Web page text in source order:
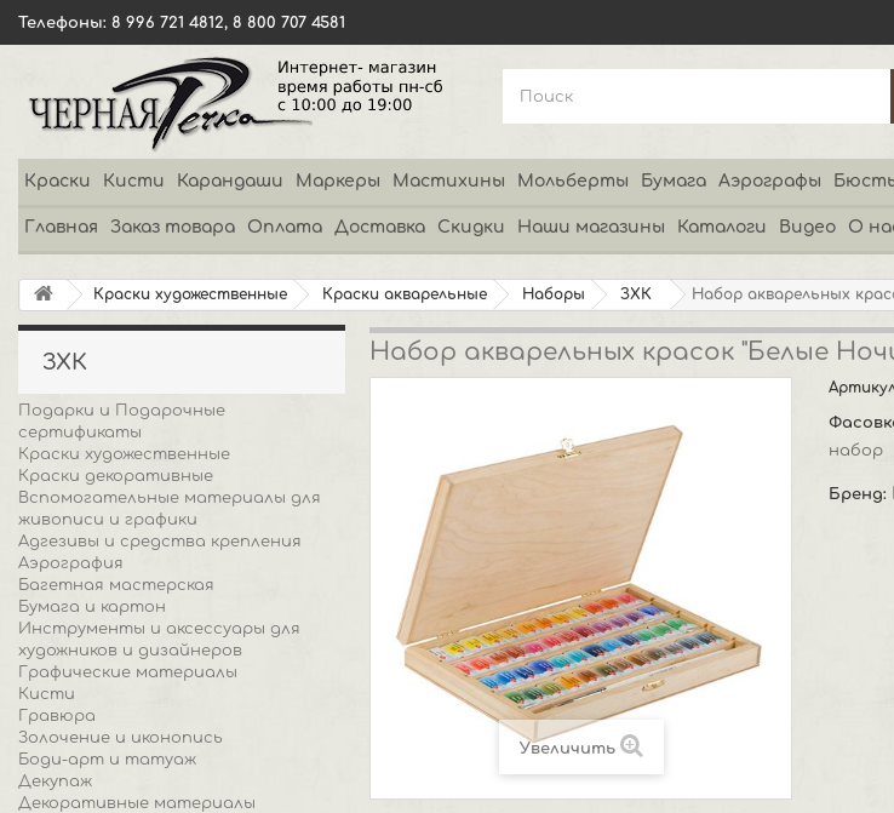
Телефоны: 8 996 721 4812, 8 800 707 4581
Краски Кисти Карандаши Маркеры Мастихины Мольберты Бумага Аэрографы
Главная Заказ товара Оплата Доставка Скидки Наши магазины Каталоги Видео О
Краски художественные Краски акварельные Наборы ЗХК Набор акварельных
ЗХК
Подарки и Подарочные
сертификаты
Краски художественные
Краски декоративные
Вспомогательные материалы для
живописи и графики
Адгезивы и средства крепления
Аэрография
Багетная мастерская
Бумага и картон
Инструменты и аксессуары для
художников и дизайнеров
Графические материалы
Кисти
Гравюра
Золочение и иконопись
Боди-арт и татуаж
Декупаж
Декоративные материалы
Набор акварельных красок "Белые
Увеличить
набор
Бренд: